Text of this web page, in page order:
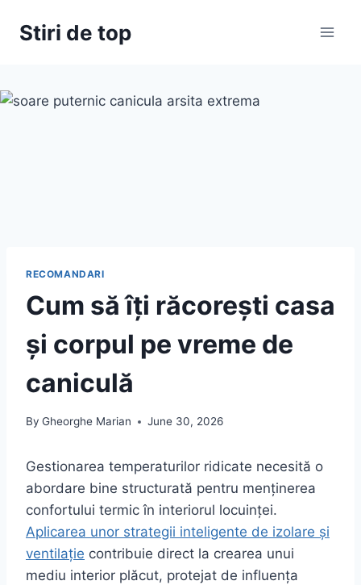
Stiri de top
RECOMANDARI
Cum să îți răcorești casa
și corpul pe vreme de
caniculă
By Gheorghe Marian June 30, 2026
Gestionarea temperaturilor ridicate necesită o
abordare bine structurată pentru menținerea
confortului termic în interiorul locuinței.
Aplicarea unor strategii inteligente de izolare și
ventilație contribuie direct la crearea unui
mediu interior plăcut, protejat de influența